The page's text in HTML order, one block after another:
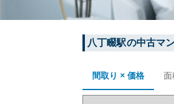
八丁畷駅の中古マ
間取り × 価格 面